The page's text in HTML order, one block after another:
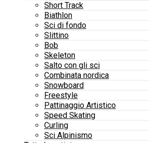
Short Track
Biathlon
Sci di fondo
Slittino
Bob
Skeleton
Salto con gli sci
Combinata nordica
Snowboard
Freestyle
Pattinaggio Artistico
Speed Skating
Curling
Sci Alpinismo